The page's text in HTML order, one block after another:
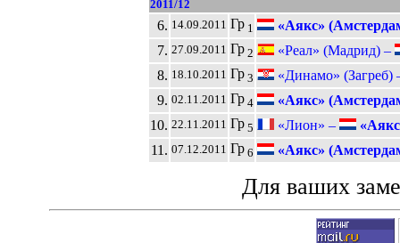
2011/12
6. 14.09.2011 Гр1
«Аякс»
7. 27.09.2011 Гр2
«Реал» (Мадрид) –
8. 18.10.2011 Гр3
«Динамо» (Загреб)
9. 02.11.2011 Гр4
«Аякс»
10. 22.11.2011 Гр5 «Лион» –
11. 07.12.2011 Гр6 «Аякс»
Для ваших